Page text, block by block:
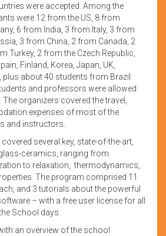
were accepted. Among the
were 12 from the US, 8 from
6 from India, 3 from Italy, 3 from
3 from China, 2 from Canada, 2
Turkey, 2 from the Czech Republic,
Finland, Korea, Japan, UK,
about 40 students from Brazil.
and professors were allowed
organizers covered the travel,
expenses of most of the
and instructors.
several key, state-of-the-art,
ceramics, ranging from
to relaxation, thermodynamics,
The program comprised 11
and 3 tutorials about the powerful
– with a free user license for all
School days.
an overview of the school